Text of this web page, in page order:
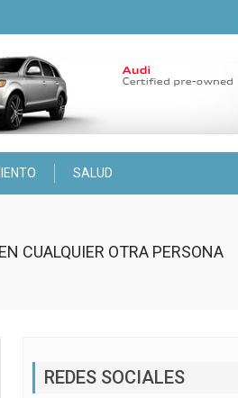
SALUD
CUALQUIER OTRA PERSONA
REDES SOCIALES